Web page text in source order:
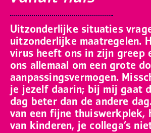
Uitzonderlijke situaties
uitzonderlijke maatregelen.
virus heeft ons in zijn greep
ons allemaal om een grote
aanpassingsvermogen.
je jezelf daarin; bij mij gaat
dag beter dan de andere
van een fijne thuiswerkplek,
van kinderen, je collega’s